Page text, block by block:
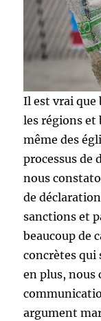
Il est vrai que
les régions et
même des
processus de
nous
de
sanctions et
beaucoup de
concrètes qui
en plus, nous
argument